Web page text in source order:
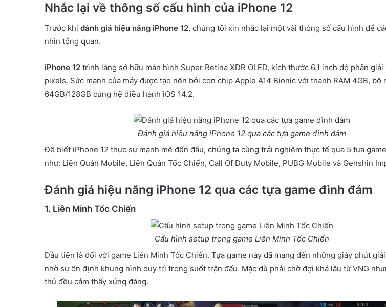
i
Nhắc lại về thông số cấu hình của iPhone 12
Trước khi đánh giá hiệu năng iPhone 12, chúng tôi xin nhắc lại một vài thông số cấu hình để
nhìn tổng quan.
iPhone 12 trình làng sở hữu màn hình Super Retina XDR OLED, kích thước 6.1 inch độ phân giải
pixels. Sức mạnh của máy được tạo nên bởi con chip Apple A14 Bionic với thanh RAM 4GB, bộ
64GB/128GB cùng hệ điều hành iOS 14.2.
Đánh giá hiệu năng iPhone 12 qua các tựa game đình đám
Để biết iPhone 12 thực sự mạnh mẽ đến đâu, chúng ta cùng trải nghiệm thực tế qua 5 tựa
như: Liên Quân Mobile, Liên Quân Tốc Chiến, Call Of Duty Mobile, PUBG Mobile và Genshin
Đánh giá hiệu năng iPhone 12 qua các tựa game đình đám
1. Liên Minh Tốc Chiến
Cấu hình setup trong game Liên Minh Tốc Chiến
Đầu tiên là đối với game Liên Minh Tốc Chiến. Tựa game này đã mang đến những giây phút
nhờ sự ổn định khung hình duy trì trong suốt trận đấu. Mặc dù phải chờ đợi khá lâu từ VNG
thủ đều cảm thấy xứng đáng.